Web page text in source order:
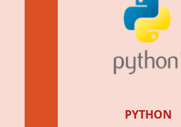
PYTHON